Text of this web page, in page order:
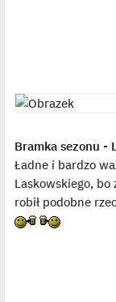
Bramka sezonu -
Ładne i bardzo
Laskowskiego, bo
robił podobne